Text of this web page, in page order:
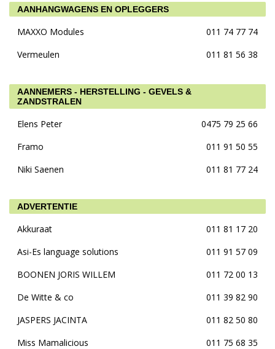
AANHANGWAGENS EN OPLEGGERS
MAXXO Modules
011 74 77 74
Vermeulen
011 81 56 38
AANNEMERS - HERSTELLING - GEVELS &
ZANDSTRALEN
Elens Peter
0475 79 25 66
Framo
011 91 50 55
Niki Saenen
011 81 77 24
ADVERTENTIE
Akkuraat
011 81 17 20
Asi-Es language solutions
011 91 57 09
BOONEN JORIS WILLEM
011 72 00 13
De Witte & co
011 39 82 90
JASPERS JACINTA
011 82 50 80
Miss Mamalicious
011 75 68 35